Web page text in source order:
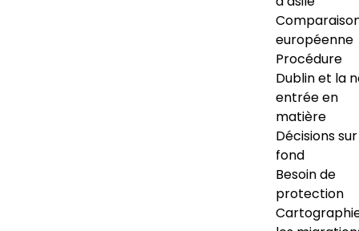
européenne
Procédure
Dublin et la
entrée en
matière
Décisions
fond
Besoin de
protection